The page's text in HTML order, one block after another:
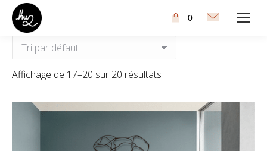
0
Affichage de 17–20 sur 20 résultats